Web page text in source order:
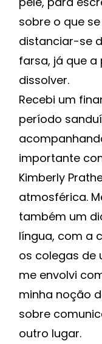
sobre o que
distanciar-se
farsa, já que a
dissolver.
Recebi um
período
importante
Kimberly
atmosférica.
também um
língua, com a
os colegas de
me envolvi
minha noção
sobre
outro lugar.